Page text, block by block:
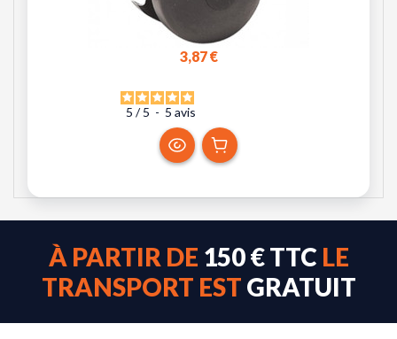
3,87 €
5 / 5 - 5 avis
À PARTIR DE 150 € TTC LE
TRANSPORT EST GRATUIT